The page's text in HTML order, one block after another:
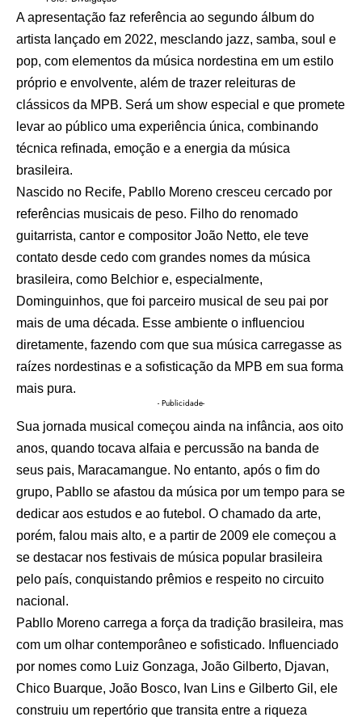
A apresentação faz referência ao segundo álbum do
artista lançado em 2022, mesclando jazz, samba, soul e
pop, com elementos da música nordestina em um estilo
próprio e envolvente, além de trazer releituras de
clássicos da MPB. Será um show especial e que promete
levar ao público uma experiência única, combinando
técnica refinada, emoção e a energia da música
brasileira.
Nascido no Recife, Pabllo Moreno cresceu cercado por
referências musicais de peso. Filho do renomado
guitarrista, cantor e compositor João Netto, ele teve
contato desde cedo com grandes nomes da música
brasileira, como Belchior e, especialmente,
Dominguinhos, que foi parceiro musical de seu pai por
mais de uma década. Esse ambiente o influenciou
diretamente, fazendo com que sua música carregasse as
raízes nordestinas e a sofisticação da MPB em sua forma
mais pura.
- Publicidade-
Sua jornada musical começou ainda na infância, aos oito
anos, quando tocava alfaia e percussão na banda de
seus pais, Maracamangue. No entanto, após o fim do
grupo, Pabllo se afastou da música por um tempo para se
dedicar aos estudos e ao futebol. O chamado da arte,
porém, falou mais alto, e a partir de 2009 ele começou a
se destacar nos festivais de música popular brasileira
pelo país, conquistando prêmios e respeito no circuito
nacional.
Pabllo Moreno carrega a força da tradição brasileira, mas
com um olhar contemporâneo e sofisticado. Influenciado
por nomes como Luiz Gonzaga, João Gilberto, Djavan,
Chico Buarque, João Bosco, Ivan Lins e Gilberto Gil, ele
construiu um repertório que transita entre a riqueza